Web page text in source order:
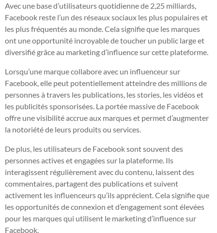
Avec une base d’utilisateurs quotidienne de 2,25 milliards,
Facebook reste l’un des réseaux sociaux les plus populaires et
les plus fréquentés au monde. Cela signifie que les marques
ont une opportunité incroyable de toucher un public large et
diversifié grâce au marketing d’influence sur cette plateforme.
Lorsqu’une marque collabore avec un influenceur sur
Facebook, elle peut potentiellement atteindre des millions de
personnes à travers les publications, les stories, les vidéos et
les publicités sponsorisées. La portée massive de Facebook
offre une visibilité accrue aux marques et permet d’augmenter
la notoriété de leurs produits ou services.
De plus, les utilisateurs de Facebook sont souvent des
personnes actives et engagées sur la plateforme. Ils
interagissent régulièrement avec du contenu, laissent des
commentaires, partagent des publications et suivent
activement les influenceurs qu’ils apprécient. Cela signifie que
les opportunités de connexion et d’engagement sont élevées
pour les marques qui utilisent le marketing d’influence sur
Facebook.